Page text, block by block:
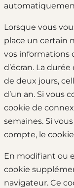
Lorsque vous
place un certain
vos informations
d’écran. La
de deux jours,
d’un an. Si vous
cookie de
semaines. Si
compte, le
En modifiant ou
cookie
navigateur. Ce